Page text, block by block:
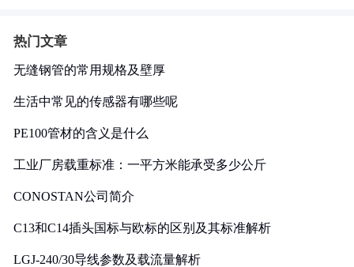
热门文章
无缝钢管的常用规格及壁厚
生活中常见的传感器有哪些呢
PE100管材的含义是什么
工业厂房载重标准：一平方米能承受多少公斤
CONOSTAN公司简介
C13和C14插头国标与欧标的区别及其标准解析
LGJ-240/30导线参数及载流量解析